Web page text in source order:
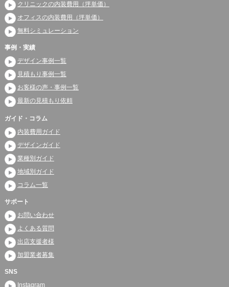
クリニックの内装費用（坪単価）
オフィスの内装費用（坪単価）
無料シミュレーション
事例・実績
デザイン事例一覧
見積もり事例一覧
お客様の声・事例一覧
最新の見積もり依頼
ガイド・コラム
内装費用ガイド
デザインガイド
業種別ガイド
地域別ガイド
コラム一覧
サポート
お問い合わせ
よくある質問
出店支援者様
加盟業者募集
SNS
Instagram